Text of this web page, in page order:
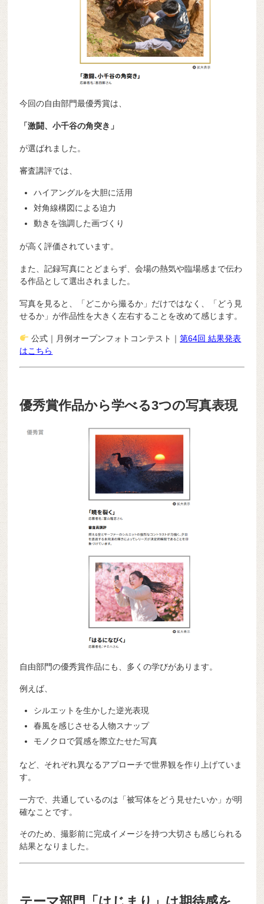
今回の自由部門最優秀賞は、
「激闘、小千谷の角突き」
が選ばれました。
審査講評では、
ハイアングルを大胆に活用
対角線構図による迫力
動きを強調した画づくり
が高く評価されています。
また、記録写真にとどまらず、会場の熱気や臨場感まで伝わ
る作品として選出されました。
写真を見ると、「どこから撮るか」だけではなく、「どう見
せるか」が作品性を大きく左右することを改めて感じます。
公式｜月例オープンフォトコンテスト｜第64回 結果発表
はこちら
優秀賞作品から学べる3つの写真表現
自由部門の優秀賞作品にも、多くの学びがあります。
例えば、
シルエットを生かした逆光表現
春風を感じさせる人物スナップ
モノクロで質感を際立たせた写真
など、それぞれ異なるアプローチで世界観を作り上げていま
す。
一方で、共通しているのは「被写体をどう見せたいか」が明
確なことです。
そのため、撮影前に完成イメージを持つ大切さも感じられる
結果となりました。